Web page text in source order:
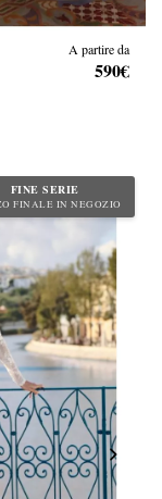
A partire da
590€
FINE SERIE
FINALE IN NEGOZIO